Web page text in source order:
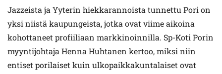
Jazzeista ja Yyterin hiekkarannoista tunnettu Pori on
yksi niistä kaupungeista, jotka ovat viime aikoina
kohottaneet profiiliaan markkinoinnilla. Sp-Koti Porin
myyntijohtaja Henna Huhtanen kertoo, miksi niin
entiset porilaiset kuin ulkopaikkakuntalaiset ovat